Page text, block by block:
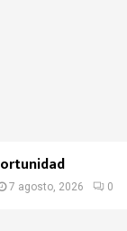
7 agosto, 2026 0